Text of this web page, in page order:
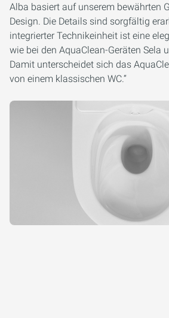
Alba basiert auf unserem bewährten
Design. Die Details sind sorgfältig
integrierter Technikeinheit ist eine
wie bei den AquaClean-Geräten Sela
Damit unterscheidet sich das
von einem klassischen WC.“